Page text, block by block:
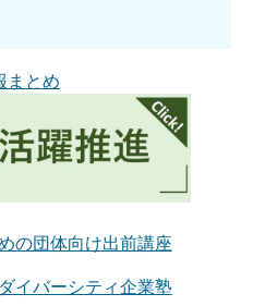
まとめ
の団体向け出前講座
イバーシティ企業塾